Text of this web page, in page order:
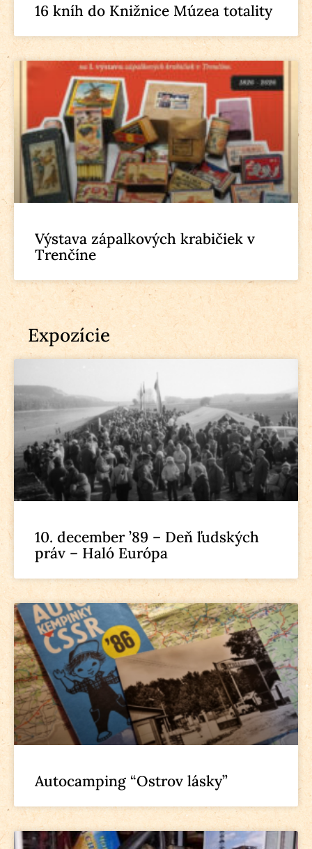
16 kníh do Knižnice Múzea totality
Výstava zápalkových krabičiek v
Trenčíne
Expozície
10. december ’89 – Deň ľudských
práv – Haló Európa
Autocamping “Ostrov lásky”